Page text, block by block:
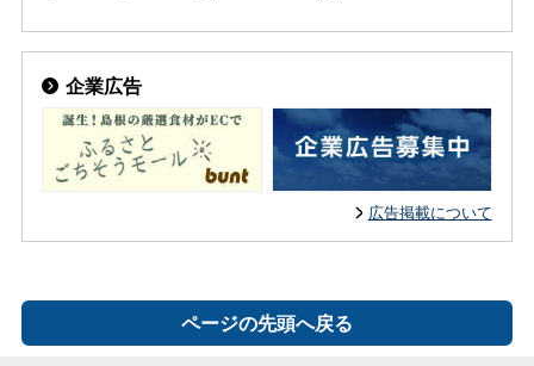
企業広告
広告掲載について
ページの先頭へ戻る